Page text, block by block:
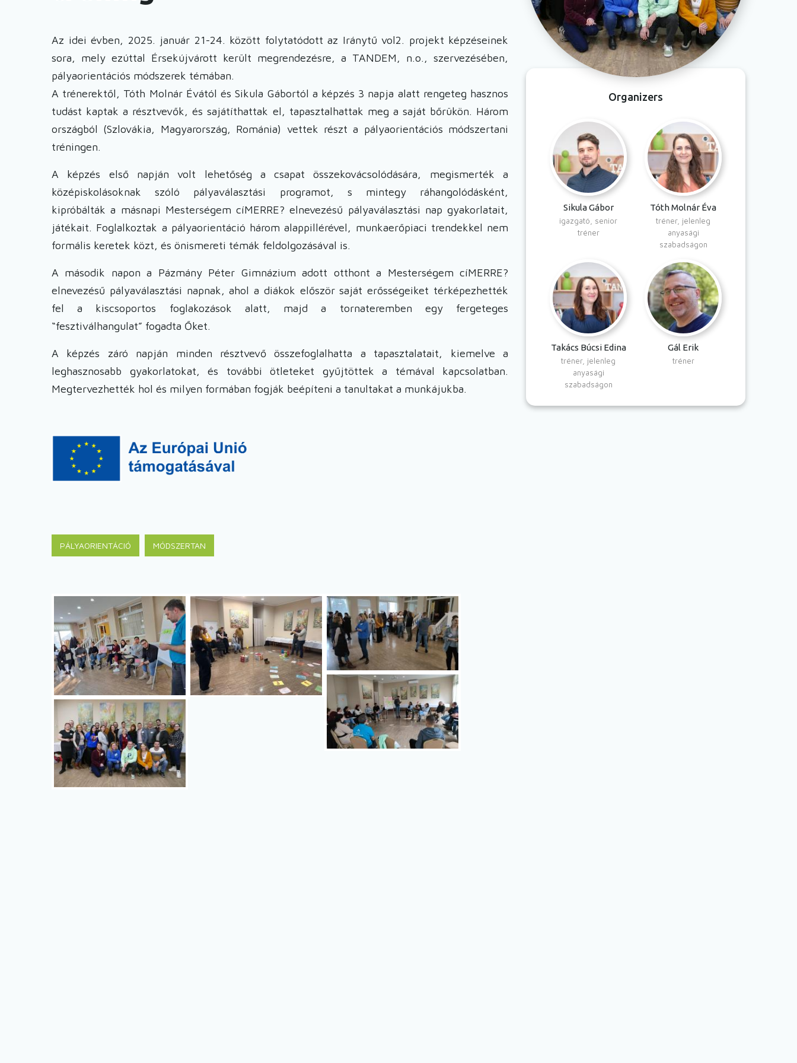
Az idei évben, 2025. január 21-24. között folytatódott az Iránytű vol2. projekt képzéseinek
sora, mely ezúttal Érsekújvárott került megrendezésre, a TANDEM, n.o., szervezésében,
pályaorientációs módszerek témában.
A trénerektől, Tóth Molnár Évától és Sikula Gábortól a képzés 3 napja alatt rengeteg hasznos
tudást kaptak a résztvevők, és sajátíthattak el, tapasztalhattak meg a saját bőrükön. Három
országból (Szlovákia, Magyarország, Románia) vettek részt a pályaorientációs módszertani
tréningen.
A képzés első napján volt lehetőség a csapat összekovácsolódására, megismerték a
középiskolásoknak szóló pályaválasztási programot, s mintegy ráhangolódásként,
kipróbálták a másnapi Mesterségem cíMERRE? elnevezésű pályaválasztási nap gyakorlatait,
játékait. Foglalkoztak a pályaorientáció három alappillérével, munkaerőpiaci trendekkel nem
formális keretek közt, és önismereti témák feldolgozásával is.
A második napon a Pázmány Péter Gimnázium adott otthont a Mesterségem cíMERRE?
elnevezésű pályaválasztási napnak, ahol a diákok először saját erősségeiket térképezhették
fel a kiscsoportos foglakozások alatt, majd a tornateremben egy fergeteges
“fesztiválhangulat” fogadta Őket.
A képzés záró napján minden résztvevő összefoglalhatta a tapasztalatait, kiemelve a
leghasznosabb gyakorlatokat, és további ötleteket gyűjtöttek a témával kapcsolatban.
Megtervezhették hol és milyen formában fogják beépíteni a tanultakat a munkájukba.
PÁLYAORIENTÁCIÓ MÓDSZERTAN
Organizers
Sikula Gábor
igazgató, senior
tréner
Tóth Molnár Éva
tréner, jelenleg
anyasági
szabadságon
Takács Búcsi Edina
tréner, jelenleg
anyasági
szabadságon
Gál Erik
tréner